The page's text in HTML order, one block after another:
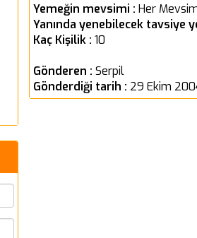
Yemeğin mevsimi : Her
Yanında yenebilecek tavsiye
Kaç Kişilik : 10
Gönderen : Serpil
Gönderdiği tarih : 29 Ekim